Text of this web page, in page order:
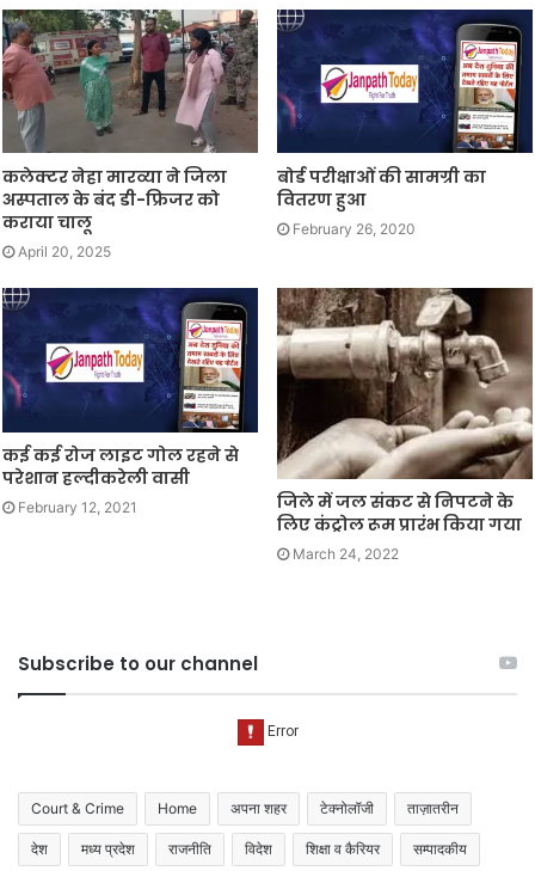
कलेक्टर नेहा मारव्या ने जिला
अस्पताल के बंद डी-फ्रिजर को
कराया चालू
April 20, 2025
बोर्ड परीक्षाओं की सामग्री का
वितरण हुआ
February 26, 2020
कई कई रोज लाइट गोल रहने से
परेशान हल्दीकरेली वासी
February 12, 2021
जिले में जल संकट से निपटने के
लिए कंट्रोल रूम प्रारंभ किया गया
March 24, 2022
Subscribe to our channel
Court & Crime Home अपना शहर टेक्नोलॉजी ताज़ातरीन
देश मध्य प्रदेश राजनीति विदेश शिक्षा व कैरियर सम्पादकीय